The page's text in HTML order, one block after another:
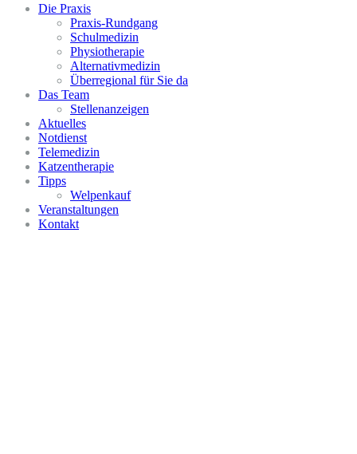
Die Praxis
Praxis-Rundgang
Schulmedizin
Physiotherapie
Alternativmedizin
Überregional für Sie da
Das Team
Stellenanzeigen
Aktuelles
Notdienst
Telemedizin
Katzentherapie
Tipps
Welpenkauf
Veranstaltungen
Kontakt